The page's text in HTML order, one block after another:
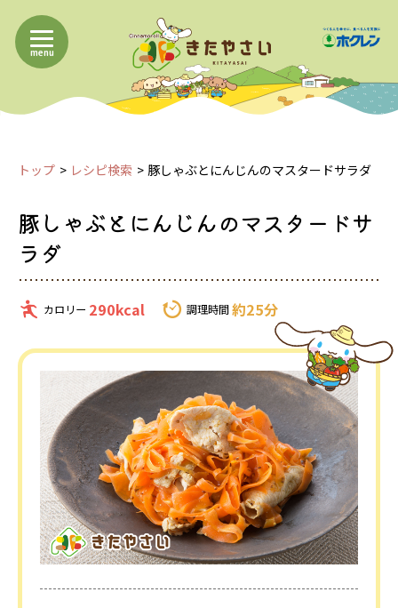
menu
トップ レシピ検索 豚しゃぶとにんじんのマスタードサラダ
豚しゃぶとにんじんのマスタードサ
ラダ
カロリー 290kcal 調理時間 約25分